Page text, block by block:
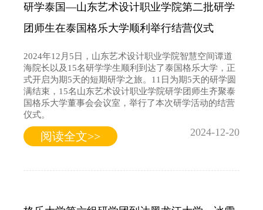
研学泰国—山东艺术设计职业学院第二批研学
团师生在泰国格乐大学顺利举行结营仪式
2024年12月5日，山东艺术设计职业学院智慧空间谭道
海院长以及15名研学学生顺利到达了泰国格乐大学，正
式开启为期5天的短期研学之旅。11日为期5天的研学圆
满结束，15名山东艺术设计职业学院研学团师生齐聚泰
国格乐大学董事会会议室，举行了本次研学活动的结营
仪式。
阅读全文>> 2024-12-20